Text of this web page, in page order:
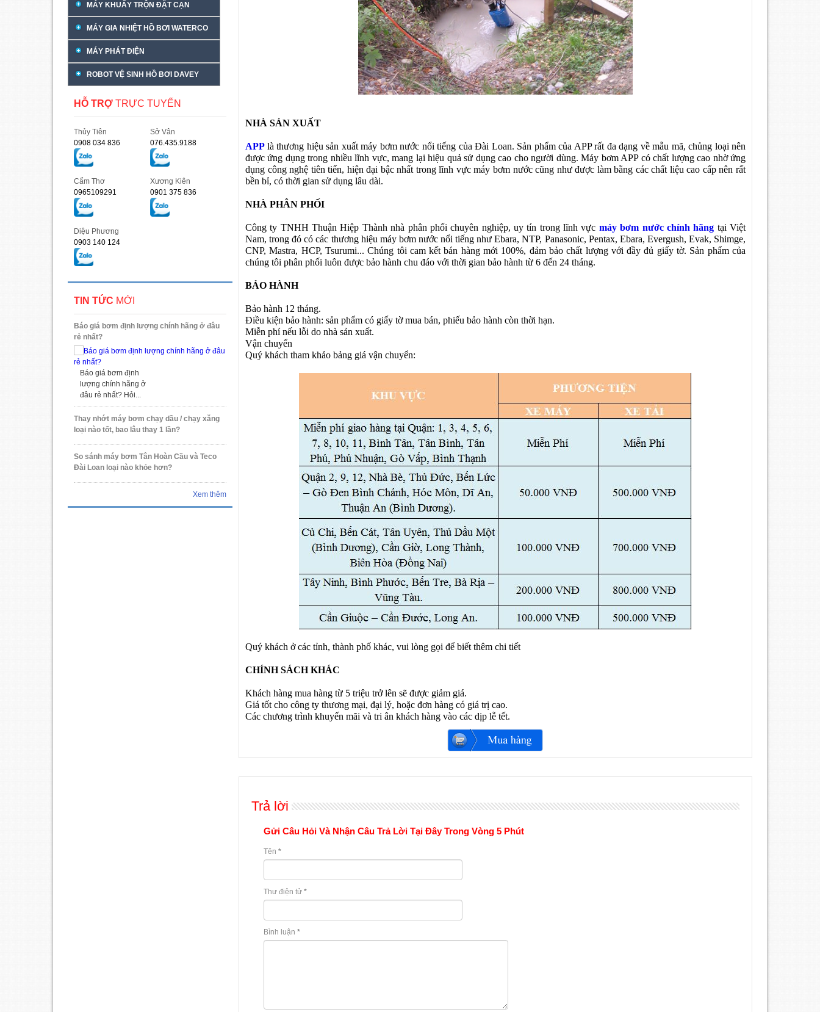
MÁY KHUẤY TRỘN ĐẶT CẠN
MÁY GIA NHIỆT HỒ BƠI WATERCO
MÁY PHÁT ĐIỆN
ROBOT VỆ SINH HỒ BƠI DAVEY
HỖ TRỢ TRỰC TUYẾN
Thủy Tiên
0908 034 836
Sở Vân
076.435.9188
Cẩm Thơ
0965109291
Xương Kiên
0901 375 836
Diệu Phương
0903 140 124
TIN TỨC MỚI
Báo giá bơm định lượng chính hãng ở đâu
rẻ nhất?
Báo giá bơm định
lượng chính hãng ở
đâu rẻ nhất? Hỏi...
Thay nhớt máy bơm chạy dầu / chạy xăng
loại nào tốt, bao lâu thay 1 lần?
So sánh máy bơm Tân Hoàn Cầu và Teco
Đài Loan loại nào khỏe hơn?
Xem thêm
NHÀ SẢN XUẤT
APP là thương hiệu sản xuất máy bơm nước nổi tiếng của Đài Loan. Sản phẩm của APP rất đa dạng về mẫu mã, chủng loại nên
được ứng dụng trong nhiều lĩnh vực, mang lại hiệu quả sử dụng cao cho người dùng. Máy bơm APP có chất lượng cao nhờ ứng
dụng công nghệ tiên tiến, hiện đại bậc nhất trong lĩnh vực máy bơm nước cũng như được làm bằng các chất liệu cao cấp nên rất
bền bỉ, có thời gian sử dụng lâu dài.
NHÀ PHÂN PHỐI
Công ty TNHH Thuận Hiệp Thành nhà phân phối chuyên nghiệp, uy tín trong lĩnh vực máy bơm nước chính hãng tại Việt
Nam, trong đó có các thương hiệu máy bơm nước nổi tiếng như Ebara, NTP, Panasonic, Pentax, Ebara, Evergush, Evak, Shimge,
CNP, Mastra, HCP, Tsurumi... Chúng tôi cam kết bán hàng mới 100%, đảm bảo chất lượng với đầy đủ giấy tờ. Sản phẩm của
chúng tôi phân phối luôn được bảo hành chu đáo với thời gian bảo hành từ 6 đến 24 tháng.
BẢO HÀNH
Bảo hành 12 tháng.
Điều kiện bảo hành: sản phẩm có giấy tờ mua bán, phiếu bảo hành còn thời hạn.
Miễn phí nếu lỗi do nhà sản xuất.
Vận chuyển
Quý khách tham khảo bảng giá vận chuyển:
Quý khách ở các tỉnh, thành phố khác, vui lòng gọi để biết thêm chi tiết
CHÍNH SÁCH KHÁC
Khách hàng mua hàng từ 5 triệu trở lên sẽ được giảm giá.
Giá tốt cho công ty thương mại, đại lý, hoặc đơn hàng có giá trị cao.
Các chương trình khuyến mãi và tri ân khách hàng vào các dịp lễ tết.
Trả lời
Gửi Câu Hỏi Và Nhận Câu Trả Lời Tại Đây Trong Vòng 5 Phút
Tên *
Thư điện tử *
Bình luận *